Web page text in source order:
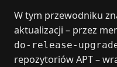
W tym przewodniku
aktualizacji – przez
do-release-
repozytoriów APT –